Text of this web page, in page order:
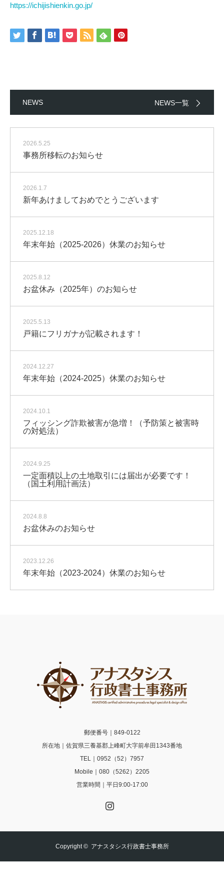
https://ichijishienkin.go.jp/
NEWS NEWS一覧
2026.5.25
事務所移転のお知らせ
2026.1.7
新年あけましておめでとうございます
2025.12.18
年末年始（2025-2026）休業のお知らせ
2025.8.12
お盆休み（2025年）のお知らせ
2025.5.13
戸籍にフリガナが記載されます！
2024.12.27
年末年始（2024-2025）休業のお知らせ
2024.10.1
フィッシング詐欺被害が急増！（予防策と被害時
の対処法）
2024.9.25
一定面積以上の土地取引には届出が必要です！
（国土利用計画法）
2024.8.8
お盆休みのお知らせ
2023.12.26
年末年始（2023-2024）休業のお知らせ
郵便番号｜849-0122
所在地｜佐賀県三養基郡上峰町大字前牟田1343番地
TEL｜0952（52）7957
Mobile｜080（5262）2205
営業時間｜平日9:00-17:00
Copyright © アナスタシス行政書士事務所